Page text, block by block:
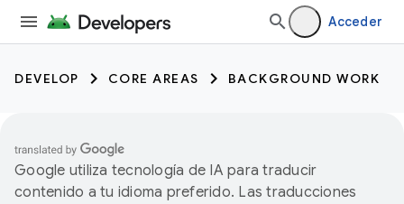
Acceder
DEVELOP CORE AREAS BACKGROUND WORK
Google utiliza tecnología de IA para traducir
contenido a tu idioma preferido. Las traducciones